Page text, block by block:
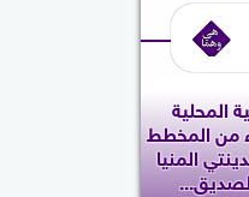
المحلية
من المخطط
المنيا